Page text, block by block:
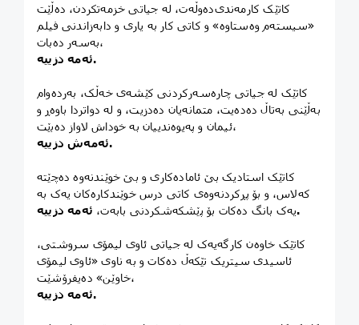
کاتێک کارمه‌ندی‌دەوڵەت، لە جیاتی خزمەتکردن، دەڵێت
«سیستەم وەستاوە» و کاتی کار بە یاری و دابەزاندنی فیلم
بەسەر دەبات،
ئەمە دزییە.
کاتێک لە جیاتی چارەسەرکردنی کێشەی خەڵک، بەردەوام
بەڵێنی بەتاڵ دەدەیت، متمانەیان دەدزیت، و لە دواتردا باوەڕ و
ئیمان و پەیوەندییان بە خوداش لاواز دەبێت،
ئەمەش دزییە.
کاتێک استادیک‌ بێ ئامادەکاری و بێ خوێندنەوە دەچێتە
که‌لاس، و بۆ پڕکردنەوەی کاتی درس خوێندکارەکان یەک بە
یەک بانگ دەکات بۆ پێشکەشکردنی بابەت،ئەمە دزییە.
کاتێک خاوەن کارگەیەک لە جیاتی ئاوی لیمۆی سروشتی،
ئاسیدی سیتریک تێکەڵ دەکات و بە ناوی «ئاوی لیمۆی
خاوێن» دەیفرۆشێت،
ئەمە دزییە.